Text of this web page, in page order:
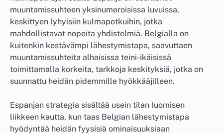
muuntamissuhteen yksinumeroisissa luvuissa,
keskittyen lyhyisiin kulmapotkuihin, jotka
mahdollistavat nopeita yhdistelmiä. Belgialla on
kuitenkin kestävämpi lähestymistapa, saavuttaen
muuntamissuhteita alhaisissa teini-ikäisissä
toimittamalla korkeita, tarkkoja keskityksiä, jotka on
suunnattu heidän pidemmille hyökkääjilleen.
Espanjan strategia sisältää usein tilan luomisen
liikkeen kautta, kun taas Belgian lähestymistapa
hyödyntää heidän fyysisiä ominaisuuksiaan